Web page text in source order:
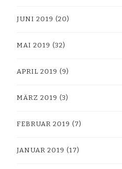
JUNI 2019 (20)
MAI 2019 (32)
APRIL 2019 (9)
MÄRZ 2019 (3)
FEBRUAR 2019 (7)
JANUAR 2019 (17)